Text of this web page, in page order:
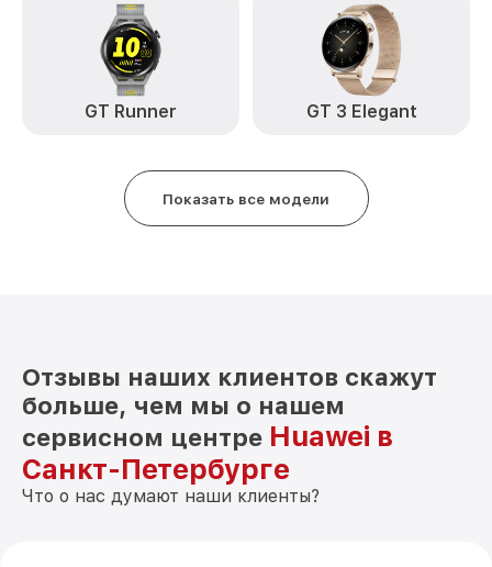
GT Runner GT 3 Elegant
Показать все модели
Отзывы наших клиентов скажут
больше, чем мы о нашем
сервисном центре Huawei в
Санкт-Петербурге
Что о нас думают наши клиенты?